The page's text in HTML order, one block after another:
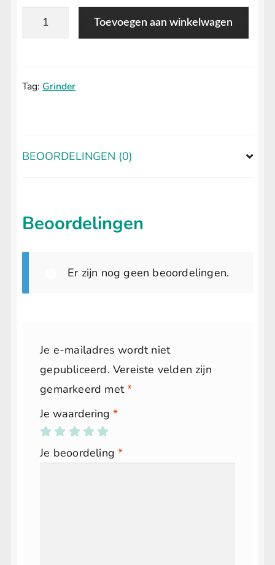
Toevoegen aan winkelwagen
Tag: Grinder
BEOORDELINGEN (0)
Beoordelingen
Er zijn nog geen beoordelingen.
Je e-mailadres wordt niet
gepubliceerd. Vereiste velden zijn
gemarkeerd met*
Je waardering*
Je beoordeling*